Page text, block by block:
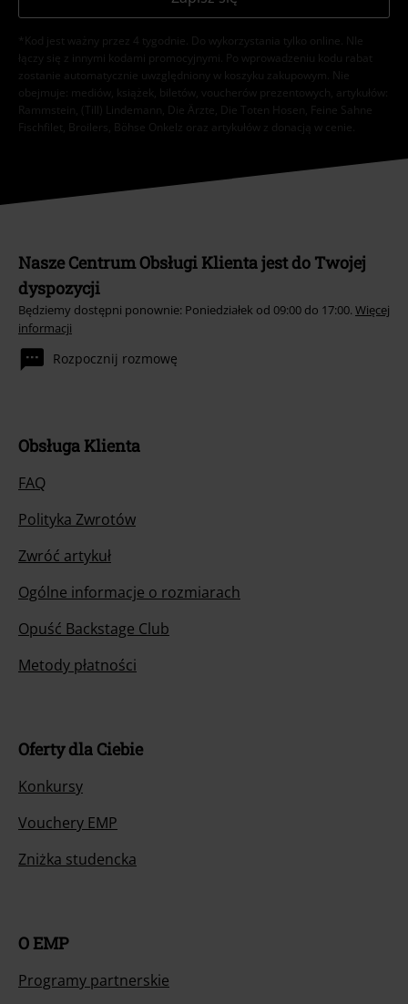
*Kod jest ważny przez 4 tygodnie. Do wykorzystania tylko online. NIe
łączy się z innymi kodami promocyjnymi. Po wprowadzeniu kodu rabat
zostanie automatycznie uwzględniony w koszyku zakupowym. Nie
obejmuje: mediów, książek, biletów, voucherów prezentowych, artykułów:
Rammstein, (Till) Lindemann, Die Ärzte, Die Toten Hosen, Feine Sahne
Fischfilet, Broilers, Böhse Onkelz oraz artykułów z donacją w cenie.
Nasze Centrum Obsługi Klienta jest do Twojej
dyspozycji
Będziemy dostępni ponownie: Poniedziałek od 09:00 do 17:00. Więcej
informacji
Rozpocznij rozmowę
Obsługa Klienta
FAQ
Polityka Zwrotów
Zwróć artykuł
Ogólne informacje o rozmiarach
Opuść Backstage Club
Metody płatności
Oferty dla Ciebie
Konkursy
Vouchery EMP
Zniżka studencka
O EMP
Programy partnerskie